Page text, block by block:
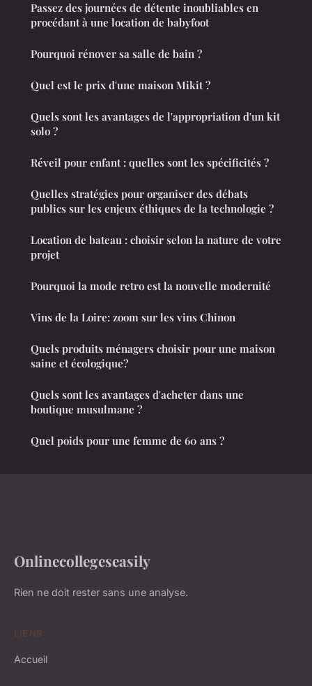
Passez des journées de détente inoubliables en
procédant à une location de babyfoot
Pourquoi rénover sa salle de bain ?
Quel est le prix d'une maison Mikit ?
Quels sont les avantages de l'appropriation d'un kit
solo ?
Réveil pour enfant : quelles sont les spécificités ?
Quelles stratégies pour organiser des débats
publics sur les enjeux éthiques de la technologie ?
Location de bateau : choisir selon la nature de votre
projet
Pourquoi la mode retro est la nouvelle modernité
Vins de la Loire: zoom sur les vins Chinon
Quels produits ménagers choisir pour une maison
saine et écologique?
Quels sont les avantages d'acheter dans une
boutique musulmane ?
Quel poids pour une femme de 60 ans ?
Onlinecollegeseasily
Rien ne doit rester sans une analyse.
LIENS
Accueil